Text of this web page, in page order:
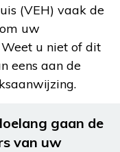
(VEH) vaak de
uw
u niet of dit
eens aan de
gaan de
van uw